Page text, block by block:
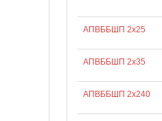
АПВББШП 2х25
АПВББШП 2х35
АПВББШП 2х240